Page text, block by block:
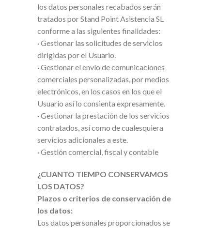
los datos personales recabados serán
tratados por Stand Point Asistencia SL
conforme a las siguientes finalidades:
· Gestionar las solicitudes de servicios
dirigidas por el Usuario.
· Gestionar el envío de comunicaciones
comerciales personalizadas, por medios
electrónicos, en los casos en los que el
Usuario así lo consienta expresamente.
· Gestionar la prestación de los servicios
contratados, así como de cualesquiera
servicios adicionales a este.
· Gestión comercial, fiscal y contable
¿CUANTO TIEMPO CONSERVAMOS
LOS DATOS?
Plazos o criterios de conservación de
los datos:
Los datos personales proporcionados se